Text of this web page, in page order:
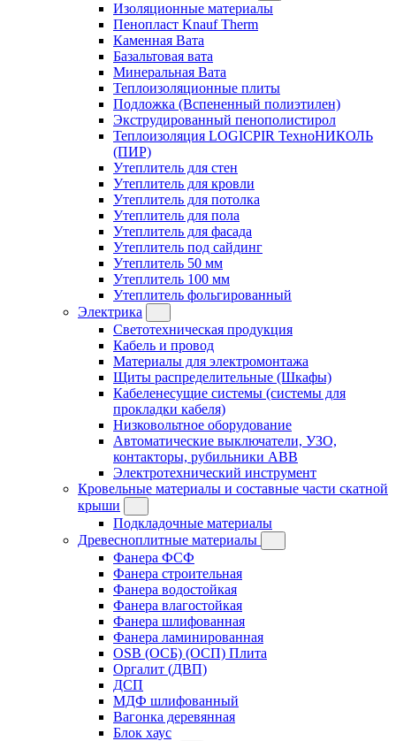
Изоляционные материалы
Пенопласт Knauf Therm
Каменная Вата
Базальтовая вата
Минеральная Вата
Теплоизоляционные плиты
Подложка (Вспененный полиэтилен)
Экструдированный пенополистирол
Теплоизоляция LOGICPIR ТехноНИКОЛЬ
(ПИР)
Утеплитель для стен
Утеплитель для кровли
Утеплитель для потолка
Утеплитель для пола
Утеплитель для фасада
Утеплитель под сайдинг
Утеплитель 50 мм
Утеплитель 100 мм
Утеплитель фольгированный
Электрика
Светотехническая продукция
Кабель и провод
Материалы для электромонтажа
Щиты распределительные (Шкафы)
Кабеленесущие системы (системы для
прокладки кабеля)
Низковольтное оборудование
Автоматические выключатели, УЗО,
контакторы, рубильники ABB
Электротехнический инструмент
Кровельные материалы и составные части скатной
крыши
Подкладочные материалы
Древесноплитные материалы
Фанера ФСФ
Фанера строительная
Фанера водостойкая
Фанера влагостойкая
Фанера шлифованная
Фанера ламинированная
OSB (ОСБ) (ОСП) Плита
Оргалит (ДВП)
ДСП
МДФ шлифованный
Вагонка деревянная
Блок хаус